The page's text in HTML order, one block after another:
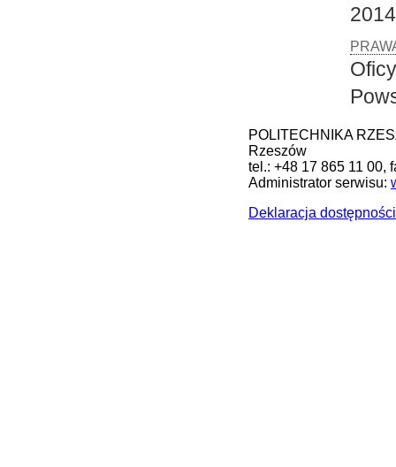
POLITECHNIKA
Rzeszów
tel.: +48 17 865 11 00,
Administrator serwisu:
Deklaracja dostępności